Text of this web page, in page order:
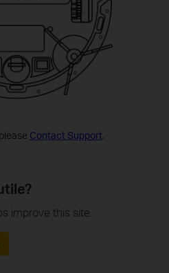
Contact Support.
improve this site.